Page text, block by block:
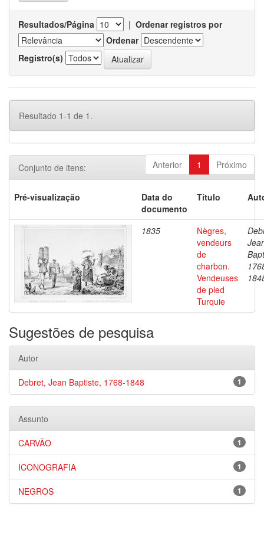
Resultados/Página | Ordenar registros por
Ordenar
Registro(s)
Resultado 1-1 de 1.
Anterior 1 Próximo
Conjunto de itens:
Pré-visualização
Data do
documento
Título
1835
Nègres,
vendeurs
de
charbon.
Vendeuses
de pled
Turquie
Sugestões de pesquisa
Autor
1
Debret, Jean Baptiste, 1768-1848
Assunto
1
CARVÃO
1
ICONOGRAFIA
1
NEGROS